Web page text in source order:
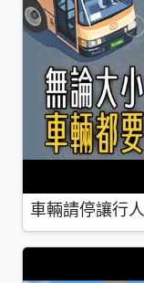
車輛請停讓行人